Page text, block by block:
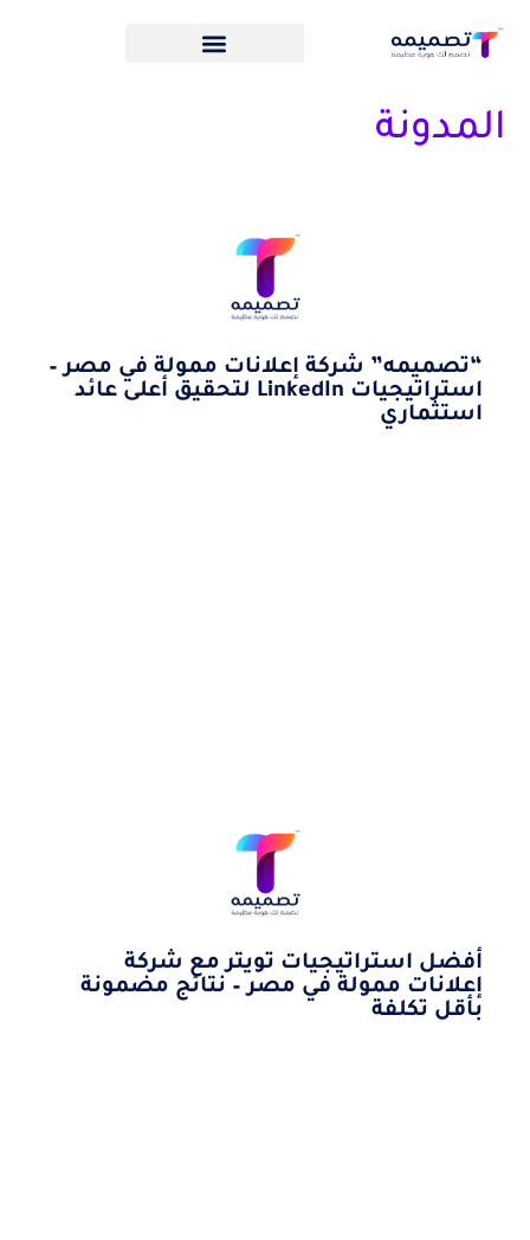
المدونة
“تصميمه” شركة إعلانات ممولة في مصر –
استراتيجيات LinkedIn لتحقيق أعلى عائد
استثماري
أفضل استراتيجيات تويتر مع شركة
إعلانات ممولة في مصر – نتائج مضمونة
بأقل تكلفة